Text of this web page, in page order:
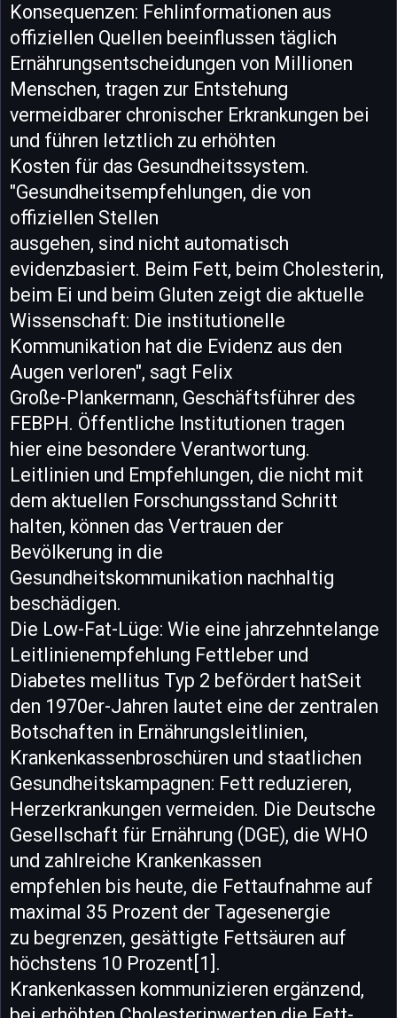
Konsequenzen: Fehlinformationen aus
offiziellen Quellen beeinflussen täglich
Ernährungsentscheidungen von Millionen
Menschen, tragen zur Entstehung
vermeidbarer chronischer Erkrankungen bei
und führen letztlich zu erhöhten
Kosten für das Gesundheitssystem.
"Gesundheitsempfehlungen, die von
offiziellen Stellen
ausgehen, sind nicht automatisch
evidenzbasiert. Beim Fett, beim Cholesterin,
beim Ei und beim Gluten zeigt die aktuelle
Wissenschaft: Die institutionelle
Kommunikation hat die Evidenz aus den
Augen verloren", sagt Felix
Große-Plankermann, Geschäftsführer des
FEBPH. Öffentliche Institutionen tragen
hier eine besondere Verantwortung.
Leitlinien und Empfehlungen, die nicht mit
dem aktuellen Forschungsstand Schritt
halten, können das Vertrauen der
Bevölkerung in die
Gesundheitskommunikation nachhaltig
beschädigen.
Die Low-Fat-Lüge: Wie eine jahrzehntelange
Leitlinienempfehlung Fettleber und
Diabetes mellitus Typ 2 befördert hatSeit
den 1970er-Jahren lautet eine der zentralen
Botschaften in Ernährungsleitlinien,
Krankenkassenbroschüren und staatlichen
Gesundheitskampagnen: Fett reduzieren,
Herzerkrankungen vermeiden. Die Deutsche
Gesellschaft für Ernährung (DGE), die WHO
und zahlreiche Krankenkassen
empfehlen bis heute, die Fettaufnahme auf
maximal 35 Prozent der Tagesenergie
zu begrenzen, gesättigte Fettsäuren auf
höchstens 10 Prozent[1].
Krankenkassen kommunizieren ergänzend,